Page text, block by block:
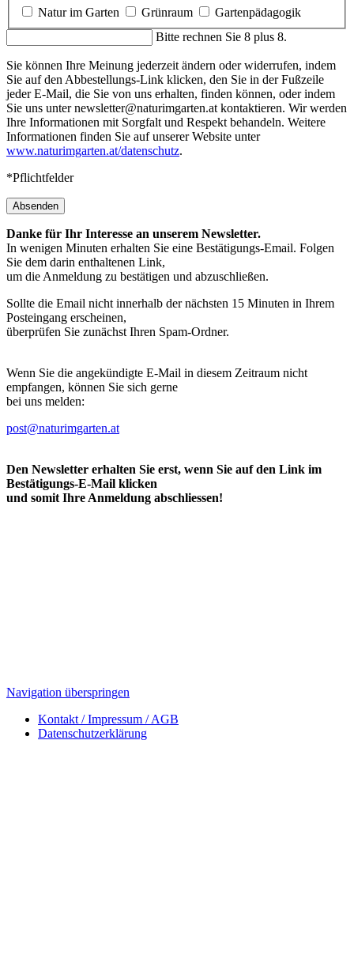
Natur im Garten
Grünraum
Gartenpädagogik
Bitte rechnen Sie 8 plus 8.
Sie können Ihre Meinung jederzeit ändern oder widerrufen, indem
Sie auf den Abbestellungs-Link klicken, den Sie in der Fußzeile
jeder E-Mail, die Sie von uns erhalten, finden können, oder indem
Sie uns unter newsletter@naturimgarten.at kontaktieren. Wir werden
Ihre Informationen mit Sorgfalt und Respekt behandeln. Weitere
Informationen finden Sie auf unserer Website unter
www.naturimgarten.at/datenschutz.
*Pflichtfelder
Absenden
Danke für Ihr Interesse an unserem Newsletter.
In wenigen Minuten erhalten Sie eine Bestätigungs-Email. Folgen
Sie dem darin enthaltenen Link,
um die Anmeldung zu bestätigen und abzuschließen.
Sollte die Email nicht innerhalb der nächsten 15 Minuten in Ihrem
Posteingang erscheinen,
überprüfen Sie zunächst Ihren Spam-Ordner.
Wenn Sie die angekündigte E-Mail in diesem Zeitraum nicht
empfangen, können Sie sich gerne
bei uns melden:
post@naturimgarten.at
Den Newsletter erhalten Sie erst, wenn Sie auf den Link im
Bestätigungs-E-Mail klicken
und somit Ihre Anmeldung abschliessen!
Navigation überspringen
Kontakt / Impressum / AGB
Datenschutzerklärung